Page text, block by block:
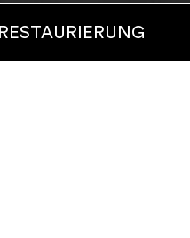
RESTAURIERUNG